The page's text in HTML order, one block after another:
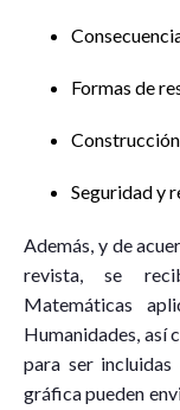
Formas de
Seguridad y
Además, y de
revista, se
Matemáticas
Humanidades, así
para ser
gráfica pueden